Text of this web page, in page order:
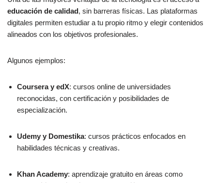
educación de calidad, sin barreras físicas. Las plataformas
digitales permiten estudiar a tu propio ritmo y elegir contenidos
alineados con los objetivos profesionales.
Algunos ejemplos:
Coursera y edX: cursos online de universidades
reconocidas, con certificación y posibilidades de
especialización.
Udemy y Domestika: cursos prácticos enfocados en
habilidades técnicas y creativas.
Khan Academy: aprendizaje gratuito en áreas como